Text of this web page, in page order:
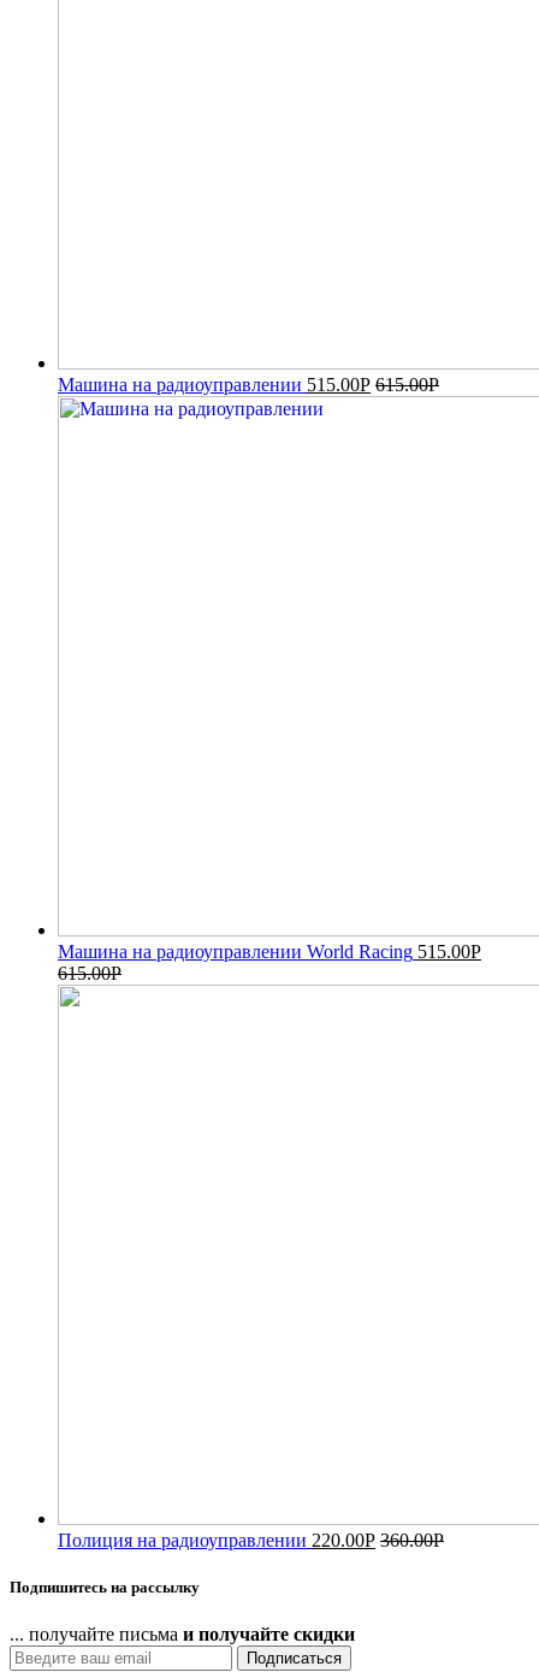
Машина на радиоуправлении 515.00Р 615.00Р
Машина на радиоуправлении World Racing 515.00Р
615.00Р
Полиция на радиоуправлении 220.00Р 360.00Р
Подпишитесь на рассылку
... получайте письма и получайте скидки
Подписаться